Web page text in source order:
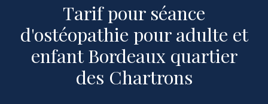
Tarif pour séance
d'ostéopathie pour adulte et
enfant Bordeaux quartier
des Chartrons